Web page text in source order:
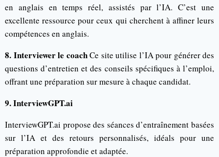
en anglais en temps réel, assistés par l’IA. C’est une
excellente ressource pour ceux qui cherchent à affiner leurs
compétences en anglais.
8. Interviewer le coachCe site utilise l’IA pour générer des
questions d’entretien et des conseils spécifiques à l’emploi,
offrant une préparation sur mesure à chaque candidat.
9. InterviewGPT.ai
InterviewGPT.ai propose des séances d’entraînement basées
sur l’IA et des retours personnalisés, idéals pour une
préparation approfondie et adaptée.